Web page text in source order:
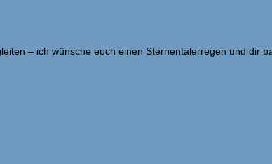
– ich wünsche euch einen Sternentalerregen und dir